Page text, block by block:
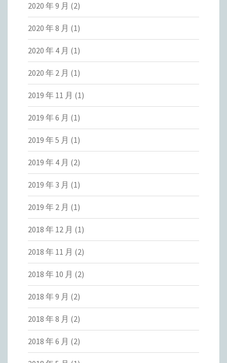
2020 年 9 月 (2)
2020 年 8 月 (1)
2020 年 4 月 (1)
2020 年 2 月 (1)
2019 年 11 月 (1)
2019 年 6 月 (1)
2019 年 5 月 (1)
2019 年 4 月 (2)
2019 年 3 月 (1)
2019 年 2 月 (1)
2018 年 12 月 (1)
2018 年 11 月 (2)
2018 年 10 月 (2)
2018 年 9 月 (2)
2018 年 8 月 (2)
2018 年 6 月 (2)